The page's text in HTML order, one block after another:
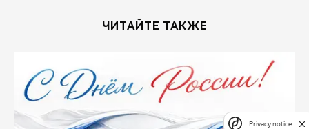
ЧИТАЙТЕ ТАКЖЕ
Privacy notice